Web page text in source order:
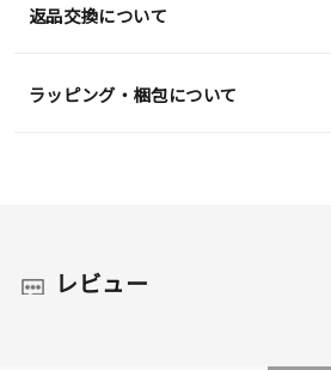
返品交換について
ラッピング・梱包について
レビュー